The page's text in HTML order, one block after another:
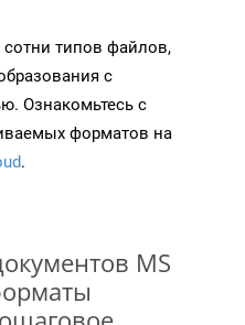
типов файлов,
с
Ознакомьтесь с
форматов на
.
MS